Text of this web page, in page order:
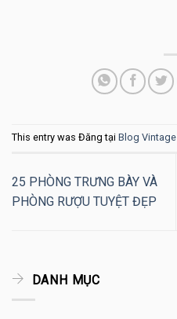
This entry was Đăng tại Blog Vintage
25 PHÒNG TRƯNG BÀY VÀ
PHÒNG RƯỢU TUYỆT ĐẸP
DANH MỤC